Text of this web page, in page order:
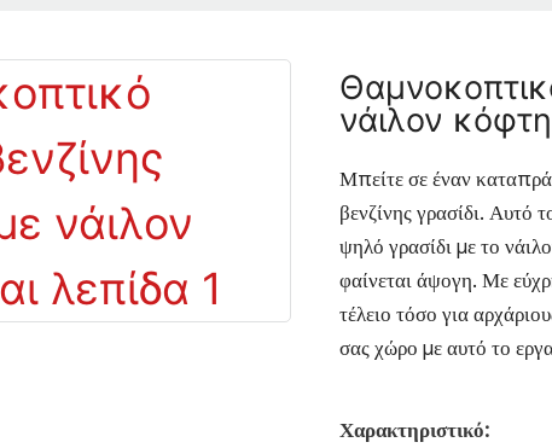
νάιλον
Μπείτε σε έναν
βενζίνης γρασίδι. Αυτό
ψηλό γρασίδι με το
φαίνεται άψογη. Με
τέλειο τόσο για
σας χώρο με αυτό το
Χαρακτηριστικό: